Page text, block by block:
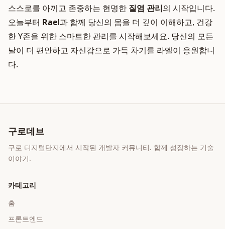
스스로를 아끼고 존중하는 현명한 질염 관리의 시작입니다.
오늘부터 Rael과 함께 당신의 몸을 더 깊이 이해하고, 건강
한 Y존을 위한 스마트한 관리를 시작해보세요. 당신의 모든
날이 더 편안하고 자신감으로 가득 차기를 라엘이 응원합니
다.
구로데브
구로 디지털단지에서 시작된 개발자 커뮤니티. 함께 성장하는 기술
이야기.
카테고리
홈
프론트엔드